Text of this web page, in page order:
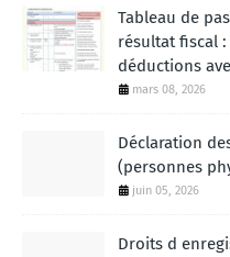
Tableau de
résultat fiscal
déductions
mars 08, 2026
Déclaration
(personnes
juin 05, 2026
Droits d